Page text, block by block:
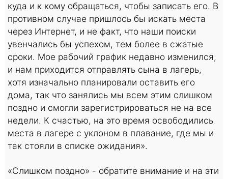
куда и к кому обращаться, чтобы записать его. В
противном случае пришлось бы искать места
через Интернет, и не факт, что наши поиски
увенчались бы успехом, тем более в сжатые
сроки. Мое рабочий график недавно изменился,
и нам приходится отправлять сына в лагерь,
хотя изначально планировали оставить его
дома, так что занялись мы всем этим слишком
поздно и смогли зарегистрироваться не на все
недели. К счастью, на это время освободились
места в лагере с уклоном в плавание, где мы и
так стояли в списке ожидания».
«Слишком поздно» - обратите внимание и на эти